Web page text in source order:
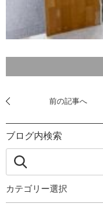
前の記事へ
ブログ内検索
カテゴリー選択